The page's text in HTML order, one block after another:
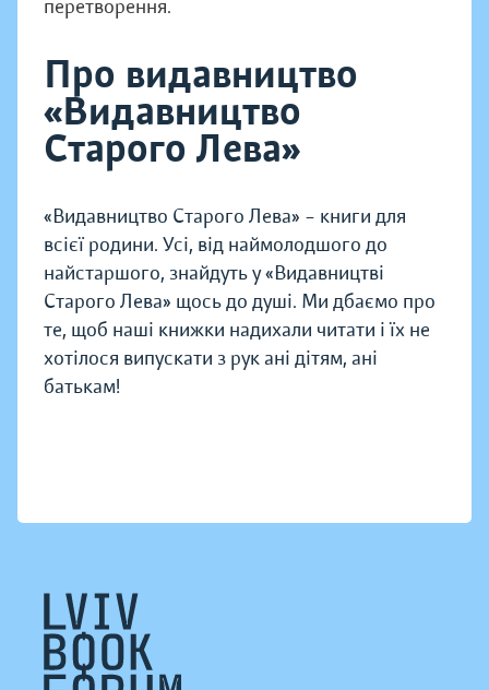
перетворення.
Про видавництво
«Видавництво
Старого Лева»
«Видавництво Старого Лева» – книги для
всієї родини. Усі, від наймолодшого до
найстаршого, знайдуть у «Видавництві
Старого Лева» щось до душі. Ми дбаємо про
те, щоб наші книжки надихали читати і їх не
хотілося випускати з рук ані дітям, ані
батькам!